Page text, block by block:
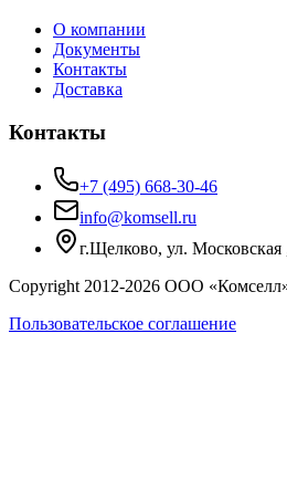
О компании
Документы
Контакты
Доставка
Контакты
+7 (495) 668-30-46
info@komsell.ru
г.Щелково, ул.
Copyright 2012-2026 ООО
Пользовательское соглашение